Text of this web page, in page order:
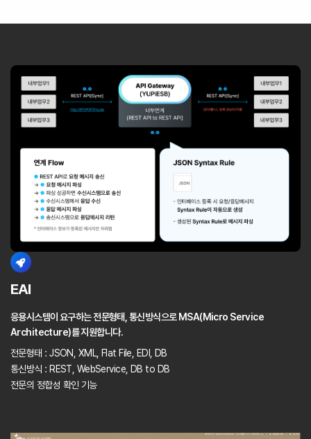
EAI
응용시스템이 요구하는 전문형태, 통신방식으로 MSA(Micro Service
Architecture)를 지원합니다.
전문형태 : JSON, XML, Flat File, EDI, DB
통신방식 : REST, WebService, DB to DB
전문의 정합성 확인 기능